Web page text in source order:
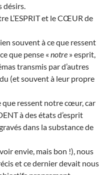
L’ESPRIT et le CŒUR de
souvent à ce que ressent
que pense « notre » esprit,
transmis par d’autres
(et souvent à leur propre
que ressent notre cœur, car
à des états d’esprit
dans la substance de
envie, mais bon !), nous
et ce dernier devait nous